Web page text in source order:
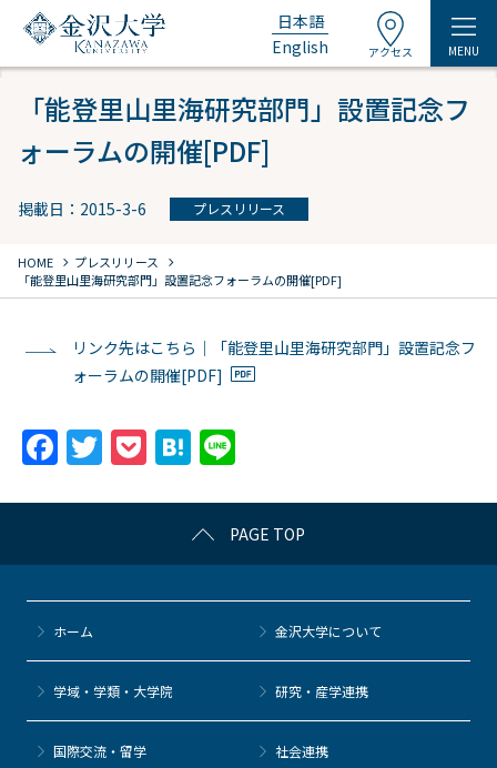
日本語
English
アクセス MENU
「能登里山里海研究部門」設置記念フ
ォーラムの開催[PDF]
掲載日：2015-3-6 プレスリリース
HOME chevron_right プレスリリース chevron_right
「能登里山里海研究部門」設置記念フォーラムの開催[PDF]
リンク先はこちら｜「能登里山里海研究部門」設置記念フ
ォーラムの開催[PDF]
F
c
e
b
o
o
k
T
itt
er
P
c
k
et
H
e
n
a
e
PAGE TOP
ホーム 金沢大学について
学域・学類・大学院 研究・産学連携
国際交流・留学 社会連携